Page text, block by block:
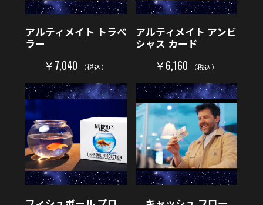
アルティメイト トラベ
ラー
￥7,040 （税込）
アルティメイト アンビ
シャス カード
￥6,160 （税込）